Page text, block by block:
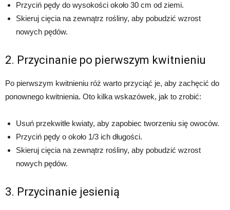
Przyciń pędy do wysokości około 30 cm od ziemi.
Skieruj cięcia na zewnątrz rośliny, aby pobudzić wzrost
nowych pędów.
2. Przycinanie po pierwszym kwitnieniu
Po pierwszym kwitnieniu róż warto przyciąć je, aby zachęcić do
ponownego kwitnienia. Oto kilka wskazówek, jak to zrobić:
Usuń przekwitłe kwiaty, aby zapobiec tworzeniu się owoców.
Przyciń pędy o około 1/3 ich długości.
Skieruj cięcia na zewnątrz rośliny, aby pobudzić wzrost
nowych pędów.
3. Przycinanie jesienią